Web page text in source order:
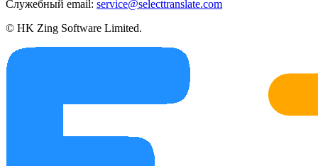
Служебный email: service@selecttranslate.com
© HK Zing Software Limited.